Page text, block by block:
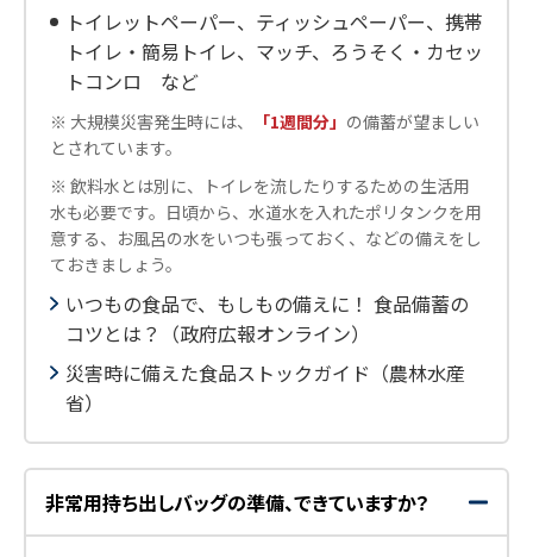
トイレットペーパー、ティッシュペーパー、携帯
トイレ・簡易トイレ、マッチ、ろうそく・カセッ
トコンロ など
※ 大規模災害発生時には、 「1週間分」 の備蓄が望ましい
とされています。
※ 飲料水とは別に、トイレを流したりするための生活用
水も必要です。日頃から、水道水を入れたポリタンクを用
意する、お風呂の水をいつも張っておく、などの備えをし
ておきましょう。
いつもの食品で、もしもの備えに！ 食品備蓄の
コツとは？（政府広報オンライン）
災害時に備えた食品ストックガイド（農林水産
省）
非常用持ち出しバッグの準備、できていますか？
開
く
閉
じ